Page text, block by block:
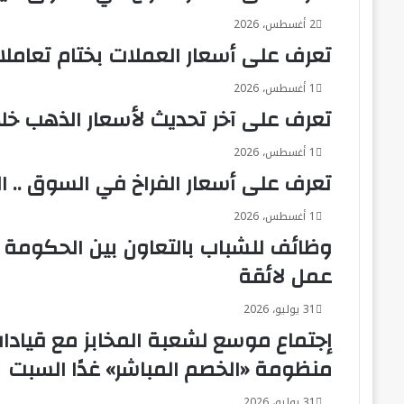
بأسوان
2 أغسطس، 2026
تعرف على أسعار العملات بختام تعاملات
1 أغسطس، 2026
تعرف على آخر تحديث لأسعار الذهب
1 أغسطس، 2026
تعرف على أسعار الفراخ في السوق ..
1 أغسطس، 2026
وظائف للشباب بالتعاون بين
عمل لائقة
31 يوليو، 2026
إجتماع موسع لشعبة المخابز مع
منظومة «الخصم المباشر» غدًا السبت